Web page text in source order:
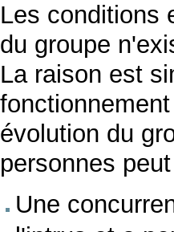
Les conditions
du groupe
La raison est
évolution du
personnes
Une